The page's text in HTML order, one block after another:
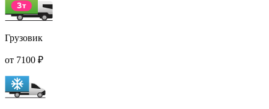
Грузовик
от 7100 ₽